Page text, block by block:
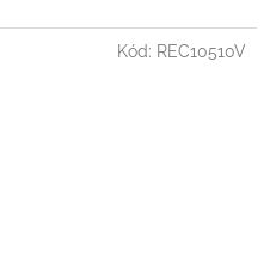
Kód: REC10510V